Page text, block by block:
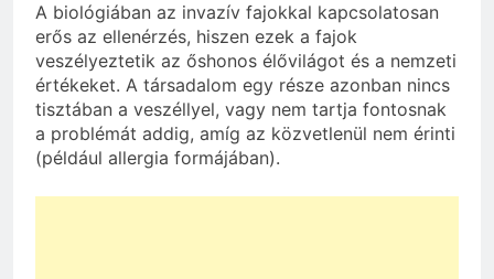
A biológiában az invazív fajokkal kapcsolatosan
erős az ellenérzés, hiszen ezek a fajok
veszélyeztetik az őshonos élővilágot és a nemzeti
értékeket. A társadalom egy része azonban nincs
tisztában a veszéllyel, vagy nem tartja fontosnak
a problémát addig, amíg az közvetlenül nem érinti
(például allergia formájában).